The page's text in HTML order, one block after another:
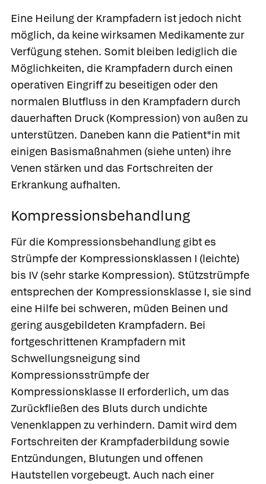
Eine Heilung der Krampfadern ist jedoch nicht
möglich, da keine wirksamen Medikamente zur
Verfügung stehen. Somit bleiben lediglich die
Möglichkeiten, die Krampfadern durch einen
operativen Eingriff zu beseitigen oder den
normalen Blutfluss in den Krampfadern durch
dauerhaften Druck (Kompression) von außen zu
unterstützen. Daneben kann die Patient*in mit
einigen Basismaßnahmen (siehe unten) ihre
Venen stärken und das Fortschreiten der
Erkrankung aufhalten.
Kompressionsbehandlung
Für die Kompressionsbehandlunggibt es
Strümpfe der Kompressionsklassen I (leichte)
bis IV (sehr starke Kompression). Stützstrümpfe
entsprechen der Kompressionsklasse I, sie sind
eine Hilfe bei schweren, müden Beinen und
gering ausgebildeten Krampfadern. Bei
fortgeschrittenen Krampfadern mit
Schwellungsneigung sind
Kompressionsstrümpfe der
Kompressionsklasse II erforderlich, um das
Zurückfließen des Bluts durch undichte
Venenklappen zu verhindern. Damit wird dem
Fortschreiten der Krampfaderbildung sowie
Entzündungen, Blutungen und offenen
Hautstellen vorgebeugt. Auch nach einer